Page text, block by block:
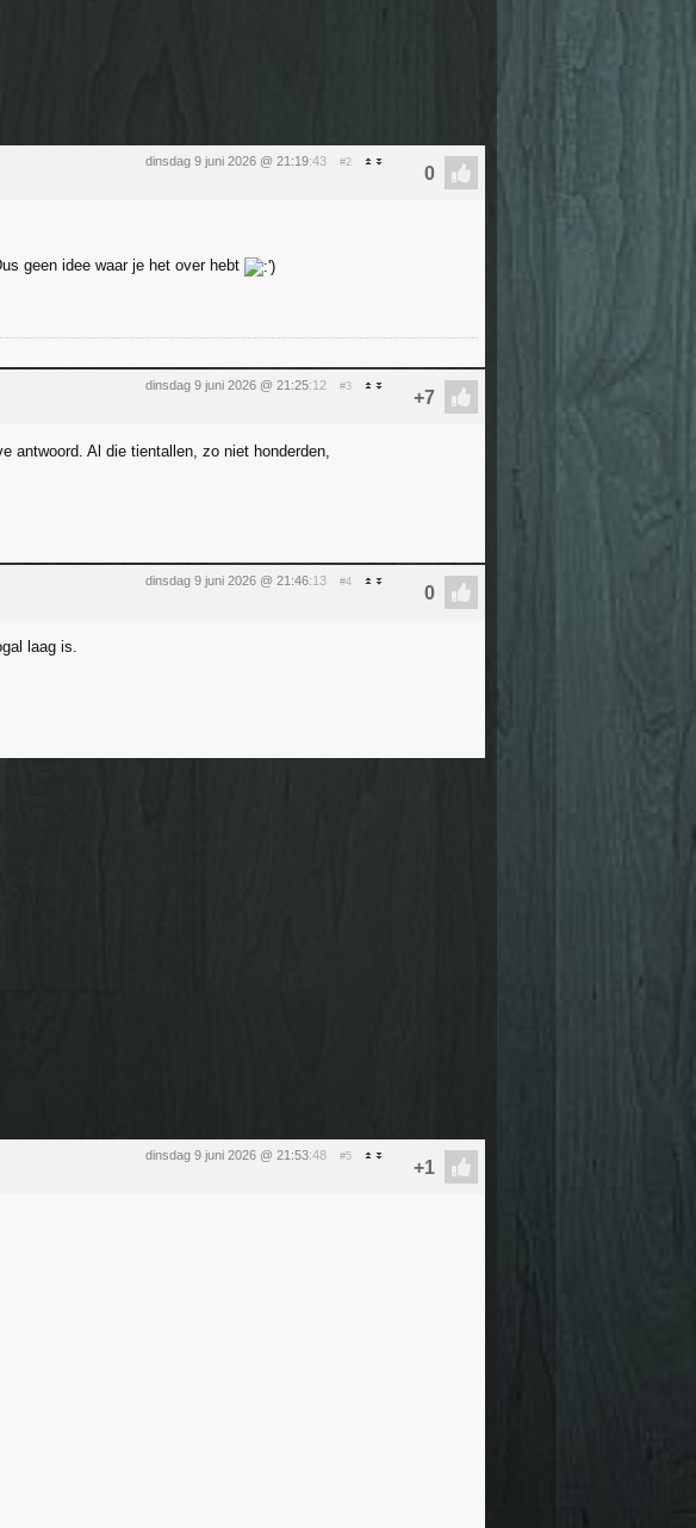
dinsdag 9 juni 2026 @ 21:19:43 #2
geen idee waar je het over hebt
dinsdag 9 juni 2026 @ 21:25:12 #3
antwoord. Al die tientallen, zo niet honderden,
dinsdag 9 juni 2026 @ 21:46:13 #4
laag is.
dinsdag 9 juni 2026 @ 21:53:48 #5